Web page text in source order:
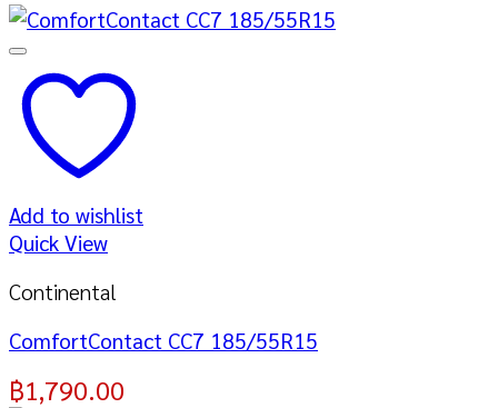
Add to wishlist
Quick View
Continental
ComfortContact CC7 185/55R15
฿1,790.00